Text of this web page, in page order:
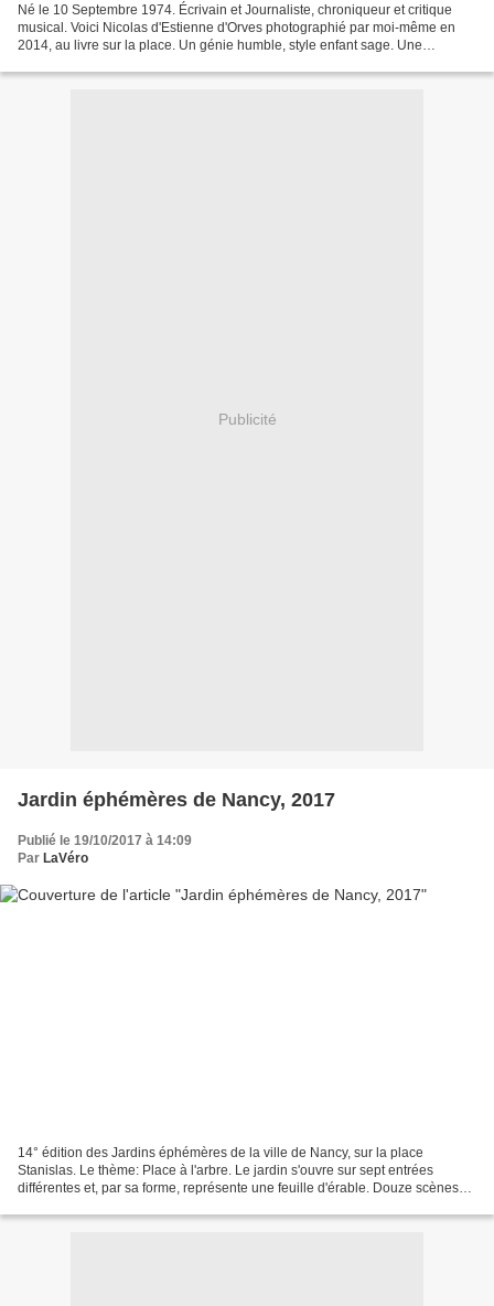
Né le 10 Septembre 1974. Écrivain et Journaliste, chroniqueur et critique
musical. Voici Nicolas d'Estienne d'Orves photographié par moi-même en
2014, au livre sur la place. Un génie humble, style enfant sage. Une
Publicité
Jardin éphémères de Nancy, 2017
Publié le 19/10/2017 à 14:09
Par LaVéro
14° édition des Jardins éphémères de la ville de Nancy, sur la place
Stanislas. Le thème: Place à l'arbre. Le jardin s'ouvre sur sept entrées
différentes et, par sa forme, représente une feuille d'érable. Douze scènes